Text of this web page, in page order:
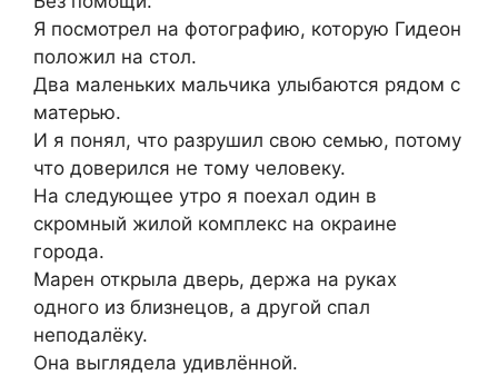
Я посмотрел на фотографию, которую Гидеон
положил на стол.
Два маленьких мальчика улыбаются рядом с
матерью.
И я понял, что разрушил свою семью, потому
что доверился не тому человеку.
На следующее утро я поехал один в
скромный жилой комплекс на окраине
города.
Марен открыла дверь, держа на руках
одного из близнецов, а другой спал
неподалёку.
Она выглядела удивлённой.